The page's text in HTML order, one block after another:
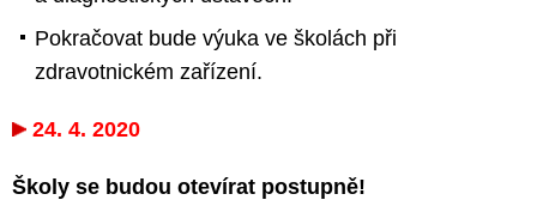
Pokračovat bude výuka ve školách při
zdravotnickém zařízení.
24. 4. 2020
Školy se budou otevírat postupně!